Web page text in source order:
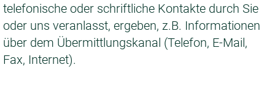
telefonische oder schriftliche Kontakte durch Sie
oder uns veranlasst, ergeben, z.B. Informationen
über dem Übermittlungskanal (Telefon, E-Mail,
Fax, Internet).